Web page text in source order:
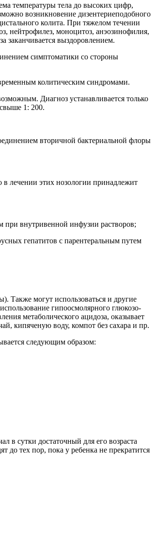
температуры тела до высоких цифр,
возникновение дизентериеподобного
колита. При тяжелом течении
нейтрофилез, моноцитоз, анэозинофилия,
заканчивается выздоровлением.
симптоматики со стороны
колитическим синдромами.
Диагноз устанавливается только
1: 200.
вторичной бактериальной флоры
лечении этих нозологии принадлежит
при внутривенной инфузии растворов;
гепатитов с парентеральным путем
Также могут использоваться и другие
гипоосмолярного глюкозо-
метаболического ацидоза, оказывает
кипяченую воду, компот без сахара и пр.
следующим образом:
в сутки достаточный для его возраста
до тех пор, пока у ребенка не прекратится